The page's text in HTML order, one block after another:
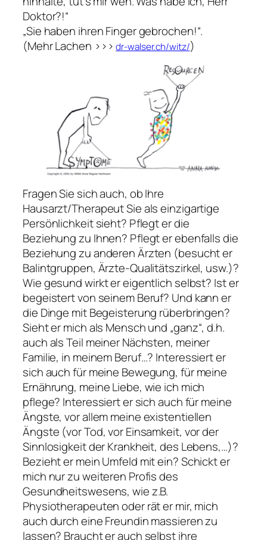
Doktor?!“
„Sie haben ihren Finger gebrochen!“.
(Mehr Lachen >>>dr-walser.ch/witz/)
Fragen Sie sich auch, ob Ihre
Hausarzt/Therapeut Sie als einzigartige
Persönlichkeit sieht? Pflegt er die
Beziehung zu Ihnen? Pflegt er ebenfalls die
Beziehung zu anderen Ärzten (besucht er
Balintgruppen, Ärzte-Qualitätszirkel, usw.)?
Wie gesund wirkt er eigentlich selbst? Ist er
begeistert von seinem Beruf? Und kann er
die Dinge mit Begeisterung rüberbringen?
Sieht er mich als Mensch und „ganz“, d.h.
auch als Teil meiner Nächsten, meiner
Familie, in meinem Beruf…? Interessiert er
sich auch für meine Bewegung, für meine
Ernährung, meine Liebe, wie ich mich
pflege? Interessiert er sich auch für meine
Ängste, vor allem meine existentiellen
Ängste (vor Tod, vor Einsamkeit, vor der
Sinnlosigkeit der Krankheit, des Lebens,…)?
Bezieht er mein Umfeld mit ein? Schickt er
mich nur zu weiteren Profis des
Gesundheitswesens, wie z.B.
Physiotherapeuten oder rät er mir, mich
auch durch eine Freundin massieren zu
lassen? Braucht er auch selbst ihre